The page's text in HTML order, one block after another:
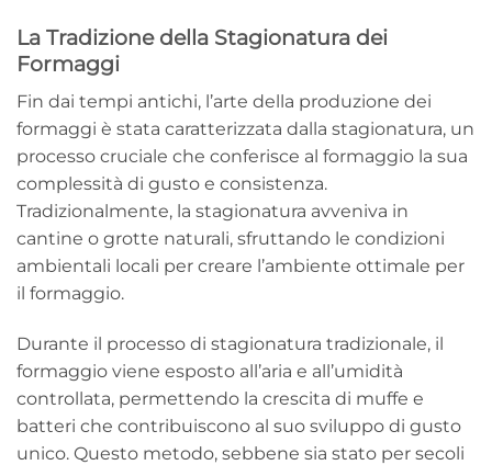
La Tradizione della Stagionatura dei
Formaggi
Fin dai tempi antichi, l’arte della produzione dei
formaggi è stata caratterizzata dalla stagionatura, un
processo cruciale che conferisce al formaggio la sua
complessità di gusto e consistenza.
Tradizionalmente, la stagionatura avveniva in
cantine o grotte naturali, sfruttando le condizioni
ambientali locali per creare l’ambiente ottimale per
il formaggio.
Durante il processo di stagionatura tradizionale, il
formaggio viene esposto all’aria e all’umidità
controllata, permettendo la crescita di muffe e
batteri che contribuiscono al suo sviluppo di gusto
unico. Questo metodo, sebbene sia stato per secoli